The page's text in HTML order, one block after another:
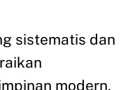
sistematis dan
modern,